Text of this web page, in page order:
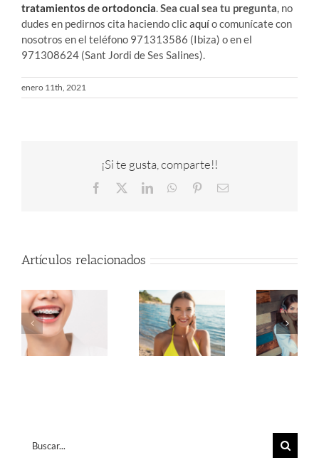
tratamientos de ortodoncia.Sea cual sea tu pregunta, no
dudes en pedirnos cita haciendo clicaquío comunícate con
nosotros en el teléfono 971313586 (Ibiza) o en el
971308624 (Sant Jordi de Ses Salines).
enero 11th, 2021
¡Si te gusta, comparte!!
Facebook LinkedInWhatsApp
PinterestCorreo
Artículos relacionados
Buscar: